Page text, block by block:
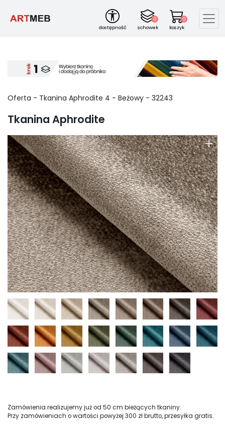
dostępność
0
schowek
0
koszyk
Oferta - Tkanina Aphrodite 4 - Beżowy - 32243
Tkanina Aphrodite
+
Zamówienia realizujemy już od 50 cm bieżących tkaniny.
Przy zamówieniach o wartości powyżej 300 zł brutto, przesyłka gratis.